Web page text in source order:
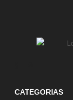
CATEGORIAS